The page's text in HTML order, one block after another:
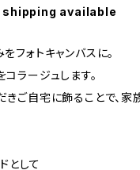
available
フォトキャンバスに。
ラージュします。
きご自宅に飾ることで、家
として